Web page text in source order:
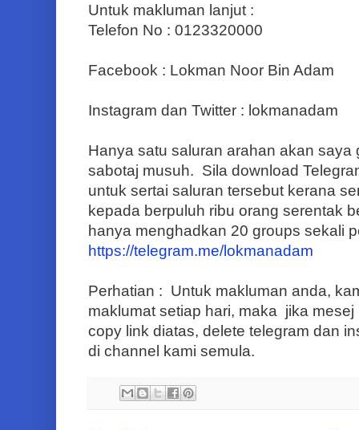
Untuk makluman lanjut :
Telefon No : 0123320000
Facebook : Lokman Noor Bin Adam
Instagram dan Twitter : lokmanadam
Hanya satu saluran arahan akan
sabotaj musuh. Sila download
untuk sertai saluran tersebut kerana
kepada berpuluh ribu orang serentak
hanya menghadkan 20 groups sekali
https://telegram.me/lokmanadam
Perhatian : Untuk makluman anda,
maklumat setiap hari, maka jika
copy link diatas, delete telegram dan
di channel kami semula.